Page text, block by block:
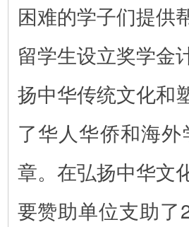
困难的学子们提供
留学生设立奖学金
扬中华传统文化和
了华人华侨和海
章。 在弘扬中华文
要赞助单位支助